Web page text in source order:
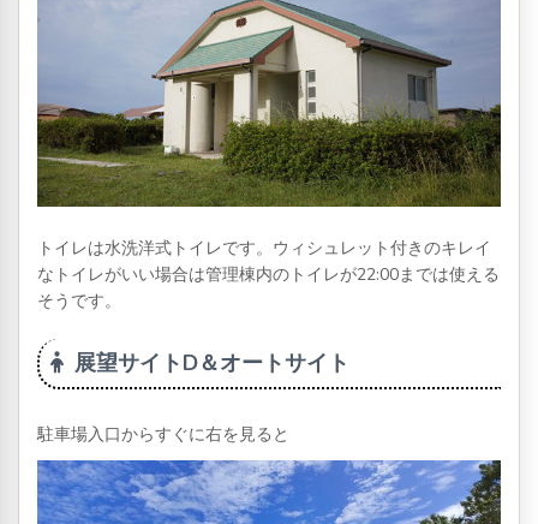
トイレは水洗洋式トイレです。ウィシュレット付きのキレイ
なトイレがいい場合は管理棟内のトイレが22:00までは使える
そうです。
展望サイトD＆オートサイト
駐車場入口からすぐに右を見ると